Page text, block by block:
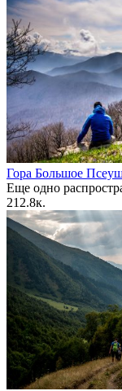
Гора Большое
Еще одно
212.8к.